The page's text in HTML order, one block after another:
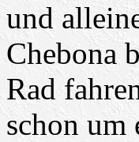
und
Chebona
Rad
schon um